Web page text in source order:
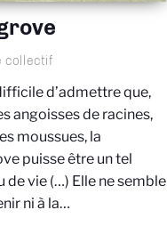
collectif
d’admettre que,
angoisses de racines,
moussues, la
puisse être un tel
de vie (…) Elle ne semble
ni à la…